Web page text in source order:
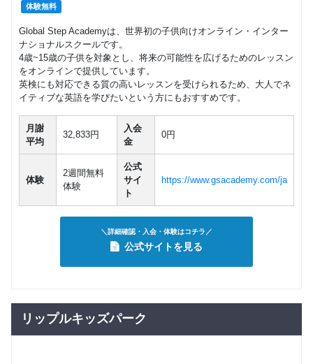
体験無料
Global Step Academyは、世界初の子供向けオンライン・インター
ナショナルスクールです。
4歳~15歳の子供を対象とし、将来の可能性を広げるためのレッスン
をオンラインで提供しています。
英検にも対応できる質の高いレッスンを受けられるため、大人でネ
イティブな英語を学びたいという方にもおすすめです。
月謝
平均
32,833円
入会
金
0円
体験
2週間無料
体験
公式
サイ
ト
https://www.gsacademy.com/ja
＼詳細確認・入会・体験はコチラ／
公式サイトを見る
リップルキッズパーク